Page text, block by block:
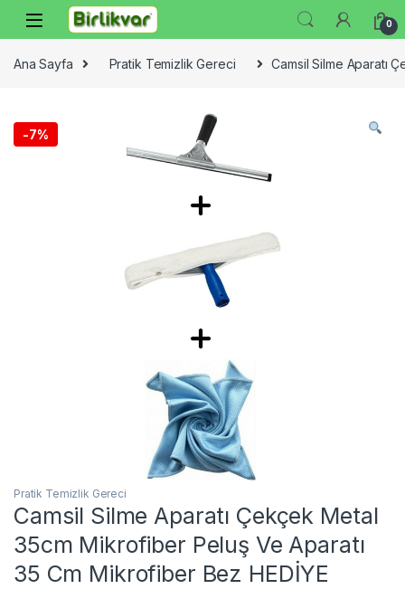
Skip to navigation
Skip to content
0
Ana Sayfa Pratik Temizlik Gereci Camsil Silme Aparatı
-7%
Pratik Temizlik Gereci
Camsil Silme Aparatı Çekçek Metal
35cm Mikrofiber Peluş Ve Aparatı
35 Cm Mikrofiber Bez HEDİYE